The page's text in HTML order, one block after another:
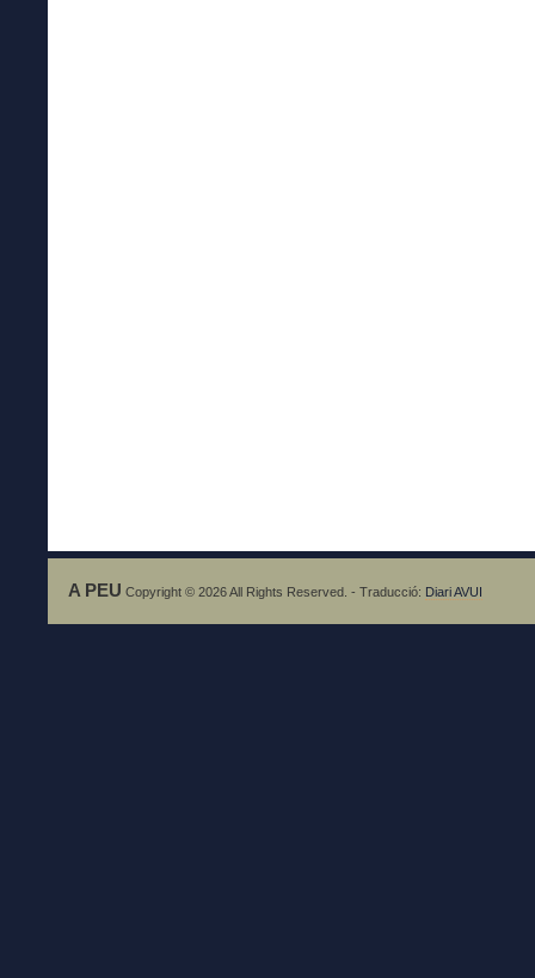
A PEU Copyright © 2026 All Rights Reserved. - Traducció: Diari AVUI